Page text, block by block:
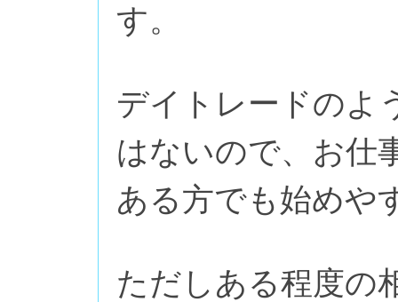
す。
デイトレードのよ
はないので、お仕
ある方でも始めや
ただしある程度の